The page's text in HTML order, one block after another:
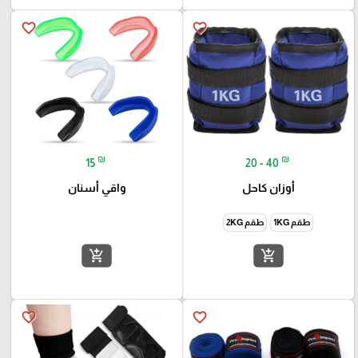
favorite_border
20 - 40 ₪
أوزان كاحل
طقم 1KG طقم 2KG
add_shopping_cart
favorite_border
15 ₪
واقي أسنان
add_shopping_cart
favorite_border
favorite_border